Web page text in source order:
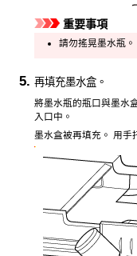
重要事項
請勿搖晃墨水瓶。
再填充墨水盒 。
將墨水瓶的瓶口與墨水
入口 中。
墨水盒被再填充。 用手